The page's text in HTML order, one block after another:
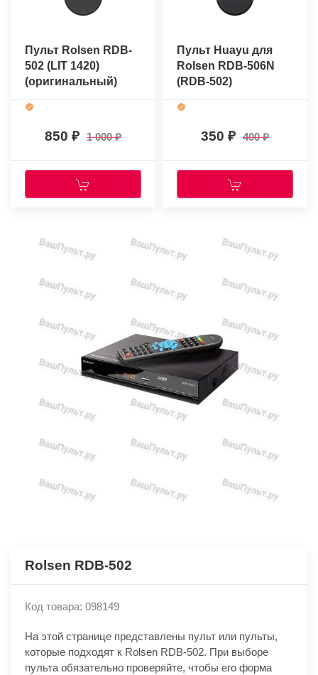
Пульт Rolsen RDB-
502 (LIT 1420)
(оригинальный)
850 1 000
Пульт Huayu для
Rolsen RDB-506N
(RDB-502)
350 400
Rolsen RDB-502
Код товара: 098149
На этой странице представлены пульт или пульты,
которые подходят к Rolsen RDB-502. При выборе
пульта обязательно проверяйте, чтобы его форма